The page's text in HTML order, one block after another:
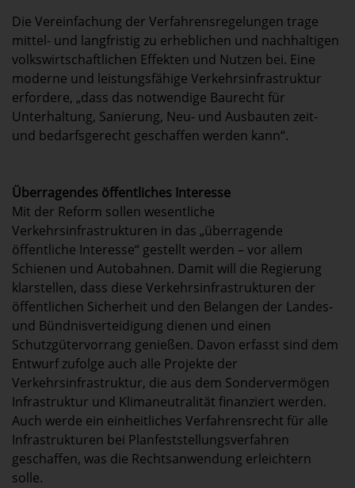
Die Vereinfachung der Verfahrensregelungen trage
mittel- und langfristig zu erheblichen und nachhaltigen
volkswirtschaftlichen Effekten und Nutzen bei. Eine
moderne und leistungsfähige Verkehrsinfrastruktur
erfordere, „dass das notwendige Baurecht für
Unterhaltung, Sanierung, Neu- und Ausbauten zeit-
und bedarfsgerecht geschaffen werden kann“.
Überragendes öffentliches Interesse
Mit der Reform sollen wesentliche
Verkehrsinfrastrukturen in das „überragende
öffentliche Interesse“ gestellt werden – vor allem
Schienen und Autobahnen. Damit will die Regierung
klarstellen, dass diese Verkehrsinfrastrukturen der
öffentlichen Sicherheit und den Belangen der Landes-
und Bündnisverteidigung dienen und einen
Schutzgütervorrang genießen. Davon erfasst sind dem
Entwurf zufolge auch alle Projekte der
Verkehrsinfrastruktur, die aus dem Sondervermögen
Infrastruktur und Klimaneutralität finanziert werden.
Auch werde ein einheitliches Verfahrensrecht für alle
Infrastrukturen bei Planfeststellungsverfahren
geschaffen, was die Rechtsanwendung erleichtern
solle.